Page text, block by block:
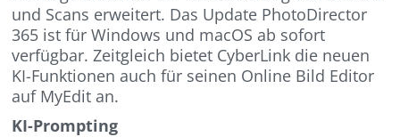
und Scans erweitert. Das Update PhotoDirector
365 ist für Windows und macOS ab sofort
verfügbar. Zeitgleich bietet CyberLink die neuen
KI-Funktionen auch für seinen Online Bild Editor
auf MyEdit an.
KI-Prompting